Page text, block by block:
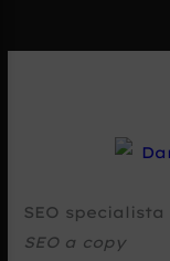
SEO
SEO a copy